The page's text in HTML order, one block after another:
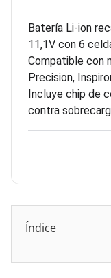
Batería Li-ion
11,1V con 6
Compatible con
Precision,
Incluye chip de
contra
Índice